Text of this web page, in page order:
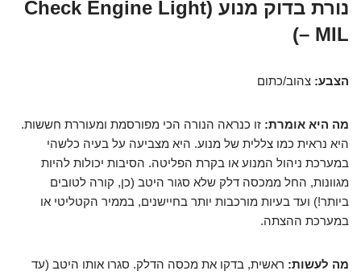
נורת בדוק מנוע (Check Engine Light
– MIL)
הצבע: צהוב/כתום
מה היא אומרת: זו כנראה הנורה הכי מפורסמת ומעוררת חששות.
היא נראית כמו צללית של מנוע. היא מצביעה על בעיה כלשהי
במערכת ניהול המנוע או בקרת הפליטה. הסיבות יכולות להיות
מגוונות, החל ממכסה דלק שלא סגור היטב (כן, קורה לטובים
ביותר!) ועד בעיות מורכבות יותר בחיישנים, בממיר הקטליטי או
במערכת ההצתה.
מה לעשות: ראשית, בדקו את מכסה הדלק. סגרו אותו היטב (עד